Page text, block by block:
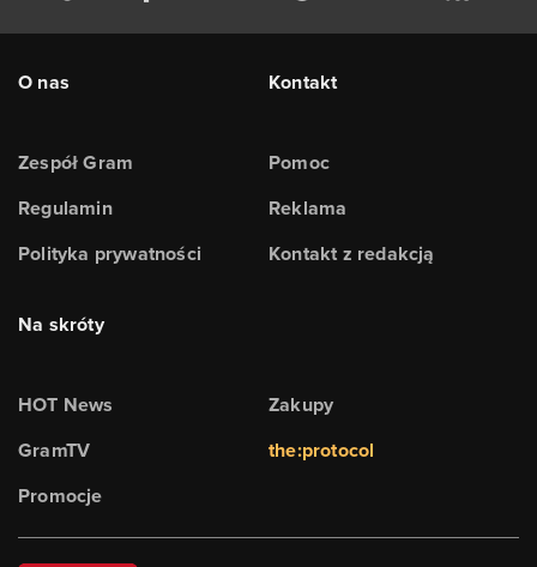
O nas
Zespół Gram
Regulamin
Polityka prywatności
Kontakt
Pomoc
Reklama
Kontakt z redakcją
Na skróty
HOT News
GramTV
Promocje
Zakupy
the:protocol